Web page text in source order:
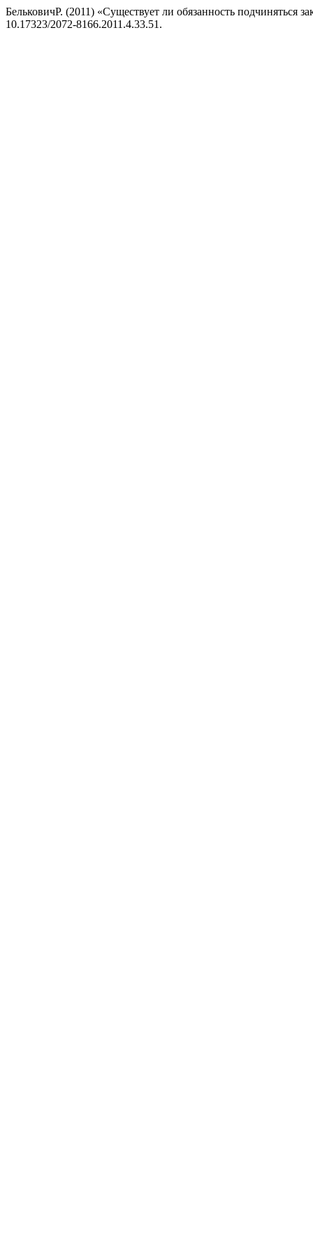
БельковичР. (2011) «Существует ли обязанность подчиняться
10.17323/2072-8166.2011.4.33.51.